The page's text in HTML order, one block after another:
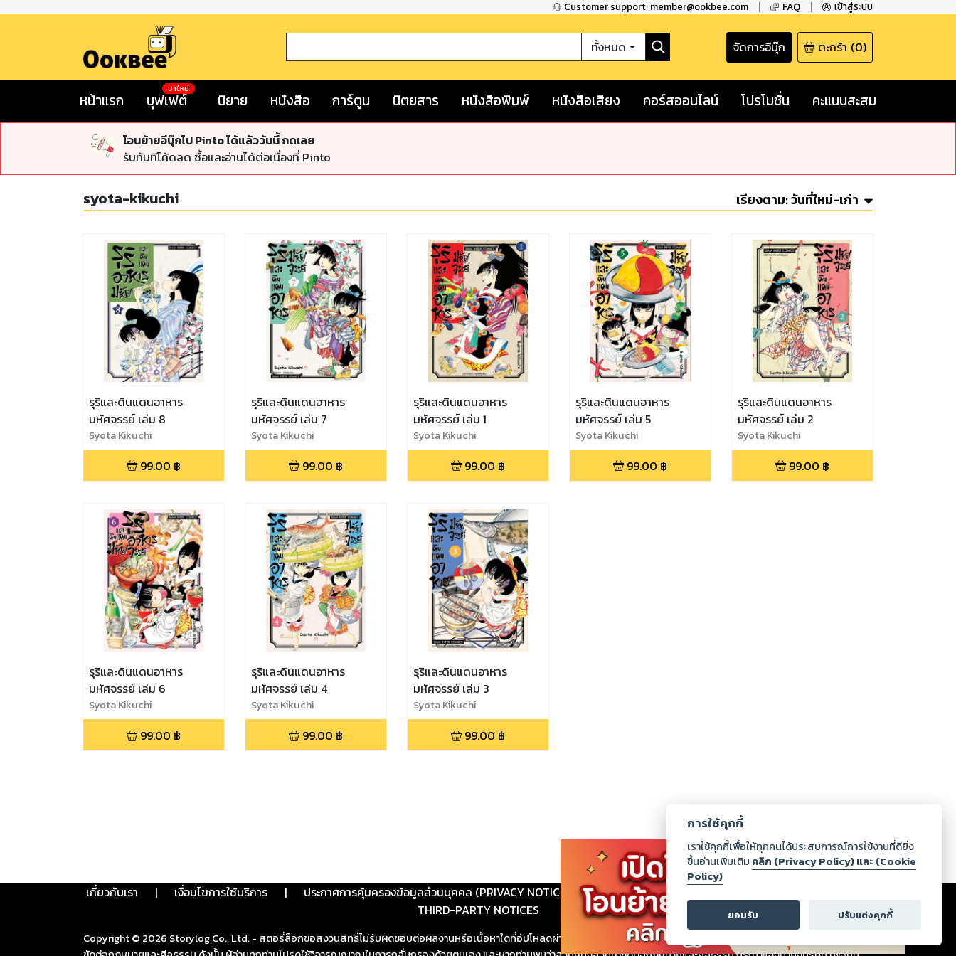
Customer support: member@ookbee.com FAQ เข้าสู่ระบบ
ทั้งหมด จัดการอีบุ๊ก ตะกร้า (0)
หน้าแรก บุฟเฟต์
มาใหม่
นิยาย หนังสือ การ์ตูน นิตยสาร หนังสือพิมพ์ หนังสือเสียง คอร์สออนไลน์ โปรโมชั่น คะแนนสะสม
โอนย้ายอีบุ๊กไป Pinto ได้แล้ววันนี้ กดเลย
รับทันทีโค้ดลด ซื้อและอ่านได้ต่อเนื่องที่ Pinto
syota-kikuchi เรียงตาม:วันที่ใหม่-เก่า
รุริและดินแดนอาหาร
มหัศจรรย์ เล่ม 8
Syota Kikuchi
99.00 ฿
รุริและดินแดนอาหาร
มหัศจรรย์ เล่ม 7
Syota Kikuchi
99.00 ฿
รุริและดินแดนอาหาร
มหัศจรรย์ เล่ม 1
Syota Kikuchi
99.00 ฿
รุริและดินแดนอาหาร
มหัศจรรย์ เล่ม 5
Syota Kikuchi
99.00 ฿
รุริและดินแดนอาหาร
มหัศจรรย์ เล่ม 2
Syota Kikuchi
99.00 ฿
รุริและดินแดนอาหาร
มหัศจรรย์ เล่ม 6
Syota Kikuchi
99.00 ฿
รุริและดินแดนอาหาร
มหัศจรรย์ เล่ม 4
Syota Kikuchi
99.00 ฿
รุริและดินแดนอาหาร
มหัศจรรย์ เล่ม 3
Syota Kikuchi
99.00 ฿
เกี่ยวกับเรา | เงื่อนไขการใช้บริการ | ประกาศการคุ้มครองข้อมูลส่วนบุคคล (PRIVACY NOTICE) | ติดต่อเรา
THIRD-PARTY NOTICES
Copyright © 2026 Storylog Co., Ltd. - สตอรี่ล็อกขอสงวนสิทธิ์ไม่รับผิดชอบต่อผลงานหรือเนื้อหาใดที่อัปโหลดผ่านเว็บไซต์และปรากฏว่าละเมิดสิทธิในทรัพย์สินทางปัญญาของบุคคลอื่นหรือ
การใช้คุกกี้
เราใช้คุกกี้เพื่อให้ทุกคนได้ประสบการณ์การใช้งานที่ดียิ่ง
ขึ้นอ่านเพิ่มเติม คลิก (Privacy Policy) และ (Cookie
Policy)
ยอมรับ ปรับแต่งคุกกี้